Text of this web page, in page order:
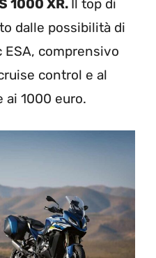
1000 XR.
Il top di
dalle possibilità di
ESA, comprensivo
control e al
ai 1000 euro.